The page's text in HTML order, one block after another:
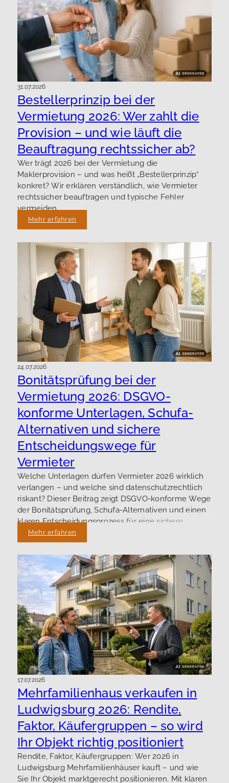
31.07.2026
Bestellerprinzip bei der
Vermietung 2026: Wer zahlt die
Provision – und wie läuft die
Beauftragung rechtssicher ab?
Wer trägt 2026 bei der Vermietung die
Maklerprovision – und was heißt „Bestellerprinzip“
konkret? Wir erklären verständlich, wie Vermieter
rechtssicher beauftragen und typische Fehler
vermeiden.
Mehr erfahren
24.07.2026
Bonitätsprüfung bei der
Vermietung 2026: DSGVO-
konforme Unterlagen, Schufa-
Alternativen und sichere
Entscheidungswege für
Vermieter
Welche Unterlagen dürfen Vermieter 2026 wirklich
verlangen – und welche sind datenschutzrechtlich
riskant? Dieser Beitrag zeigt DSGVO-konforme Wege
der Bonitätsprüfung, Schufa-Alternativen und einen
klaren Entscheidungsprozess für eine sichere
Vermietung.
Mehr erfahren
17.07.2026
Mehrfamilienhaus verkaufen in
Ludwigsburg 2026: Rendite,
Faktor, Käufergruppen – so wird
Ihr Objekt richtig positioniert
Rendite, Faktor, Käufergruppen: Wer 2026 in
Ludwigsburg Mehrfamilienhäuser kauft – und wie
Sie Ihr Objekt marktgerecht positionieren. Mit klaren